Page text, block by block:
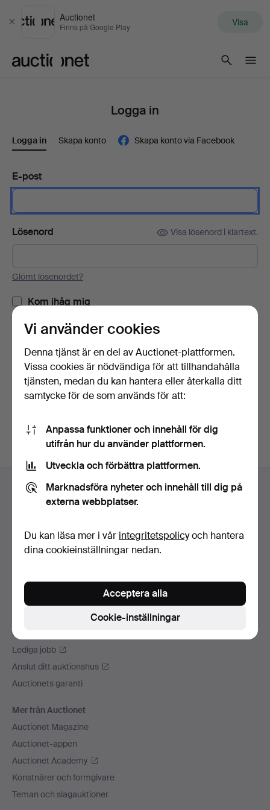
Stäng
Auctionet
Finns på Google Play Visa
Logga in
Logga in Skapa konto Skapa konto via Facebook
E-post
Lösenord Visa lösenord i klartext.
Glömt lösenordet?
Kom ihåg mig
Logga in
eller logga in via Facebook här
Sidfotsnavigation
Hjälp och kontakt
Kontakta support
Betalningsalternativ
Vi skickar med
Auctionet
Press
Lediga jobb
Anslut ditt auktionshus
Auctionets garanti
Mer från Auctionet
Auctionet Magazine
Auctionet-appen
Auctionet Academy
Konstnärer och formgivare
Teman och slagauktioner
Vi använder cookies
Denna tjänst är en del av Auctionet-plattformen.
Vissa cookies är nödvändiga för att tillhandahålla
tjänsten, medan du kan hantera eller återkalla ditt
samtycke för de som används för att:
Anpassa funktioner och innehåll för dig
utifrån hur du använder plattformen.
Utveckla och förbättra plattformen.
Marknadsföra nyheter och innehåll till dig på
externa webbplatser.
Du kan läsa mer i vår integritetspolicyoch hantera
dina cookieinställningar nedan.
Cookie-inställningar
Acceptera alla